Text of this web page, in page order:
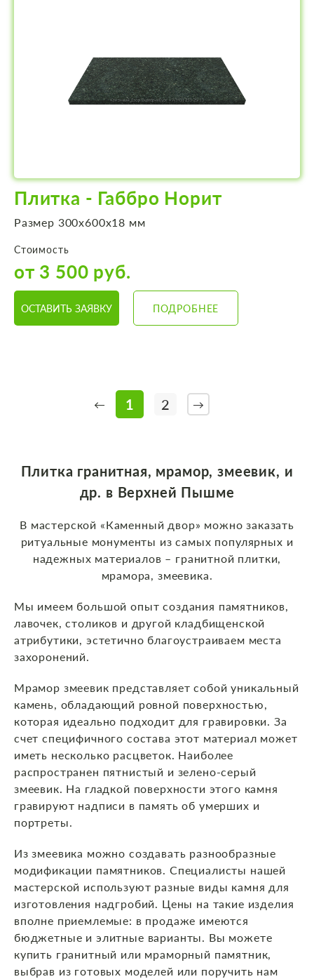
Плитка - Габбро Норит
Размер 300х600х18 мм
Стоимость
от 3 500 руб.
ОСТАВИТЬ ЗАЯВКУ ПОДРОБНЕЕ
← 1 2 →
Плитка гранитная, мрамор, змеевик, и
др. в Верхней Пышме
В мастерской «Каменный двор» можно заказать
ритуальные монументы из самых популярных и
надежных материалов – гранитной плитки,
мрамора, змеевика.
Мы имеем большой опыт создания памятников,
лавочек, столиков и другой кладбищенской
атрибутики, эстетично благоустраиваем места
захоронений.
Мрамор змеевик представляет собой уникальный
камень, обладающий ровной поверхностью,
которая идеально подходит для гравировки. За
счет специфичного состава этот материал может
иметь несколько расцветок. Наиболее
распространен пятнистый и зелено-серый
змеевик. На гладкой поверхности этого камня
гравируют надписи в память об умерших и
портреты.
Из змеевика можно создавать разнообразные
модификации памятников. Специалисты нашей
мастерской используют разные виды камня для
изготовления надгробий. Цены на такие изделия
вполне приемлемые: в продаже имеются
бюджетные и элитные варианты. Вы можете
купить гранитный или мраморный памятник,
выбрав из готовых моделей или поручить нам